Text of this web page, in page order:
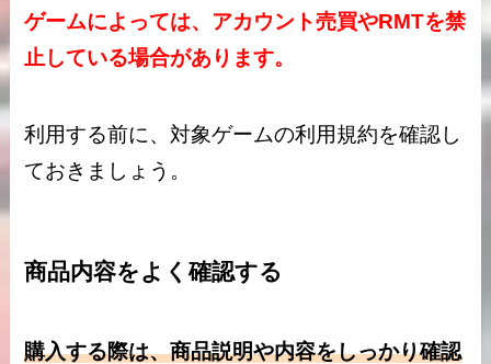
ゲームによっては、アカウント売買やRMTを禁
止している場合があります。
利用する前に、対象ゲームの利用規約を確認し
ておきましょう。
商品内容をよく確認する
購入する際は、商品説明や内容をしっかり確認